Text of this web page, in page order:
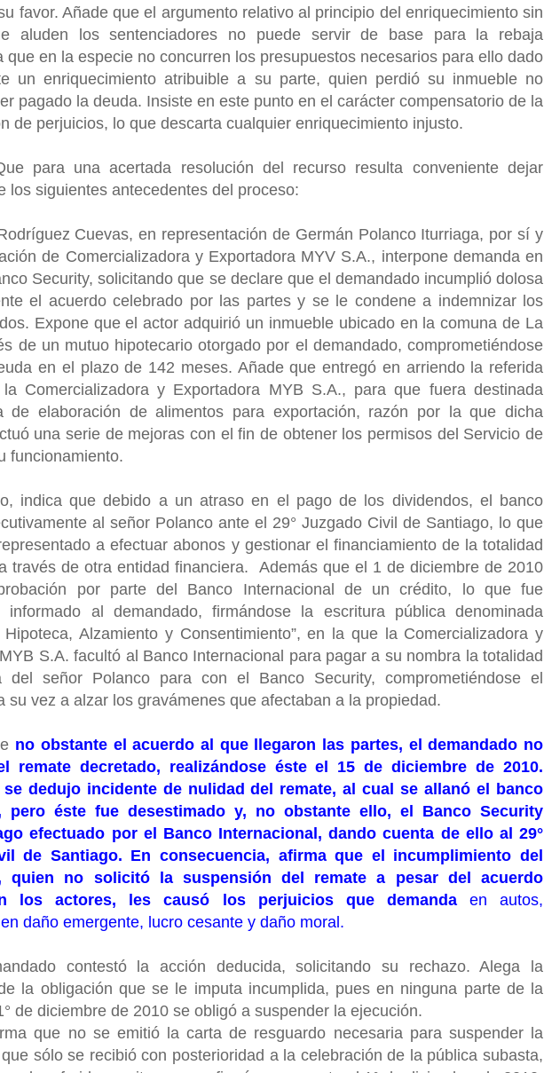
favor. Añade que el argumento relativo al principio del enriquecimiento sin
aluden los sentenciadores no puede servir de base para la rebaja
que en la especie no concurren los presupuestos necesarios para ello dado
un enriquecimiento atribuible a su parte, quien perdió su inmueble no
pagado la deuda. Insiste en este punto en el carácter compensatorio de la
de perjuicios, lo que descarta cualquier enriquecimiento injusto.
para una acertada resolución del recurso resulta conveniente dejar
los siguientes antecedentes del proceso:
Cuevas, en representación de Germán Polanco Iturriaga, por sí y
de Comercializadora y Exportadora MYV S.A., interpone demanda en
Security, solicitando que se declare que el demandado incumplió dolosa
el acuerdo celebrado por las partes y se le condene a indemnizar los
Expone que el actor adquirió un inmueble ubicado en la comuna de La
de un mutuo hipotecario otorgado por el demandado, comprometiéndose
en el plazo de 142 meses. Añade que entregó en arriendo la referida
Comercializadora y Exportadora MYB S.A., para que fuera destinada
de elaboración de alimentos para exportación, razón por la que dicha
una serie de mejoras con el fin de obtener los permisos del Servicio de
funcionamiento.
indica que debido a un atraso en el pago de los dividendos, el banco
al señor Polanco ante el 29° Juzgado Civil de Santiago, lo que
a efectuar abonos y gestionar el financiamiento de la totalidad
través de otra entidad financiera.
Además que el 1 de diciembre de 2010
por parte del Banco Internacional de un crédito, lo que fue
informado al demandado, firmándose la escritura pública denominada
Hipoteca, Alzamiento y Consentimiento”, en la que la Comercializadora y
S.A. facultó al Banco Internacional para pagar a su nombra la totalidad
del señor Polanco para con el Banco Security, comprometiéndose el
su vez a alzar los gravámenes que afectaban a la propiedad.
no obstante el acuerdo al que llegaron las partes, el demandado no
remate decretado, realizándose éste el 15 de diciembre de 2010.
se dedujo incidente de nulidad del remate, al cual se allanó el banco
pero éste fue desestimado y, no obstante ello, el Banco Security
efectuado por el Banco Internacional, dando cuenta de ello al 29°
de Santiago. En consecuencia, afirma que el incumplimiento del
quien no solicitó la suspensión del remate a pesar del acuerdo
los actores, les causó los perjuicios que demandaen autos,
daño emergente, lucro cesante y daño moral.
contestó la acción deducida, solicitando su rechazo. Alega la
la obligación que se le imputa incumplida, pues en ninguna parte de la
de diciembre de 2010 se obligó a suspender la ejecución.
que no se emitió la carta de resguardo necesaria para suspender la
sólo se recibió con posterioridad a la celebración de la pública subasta,